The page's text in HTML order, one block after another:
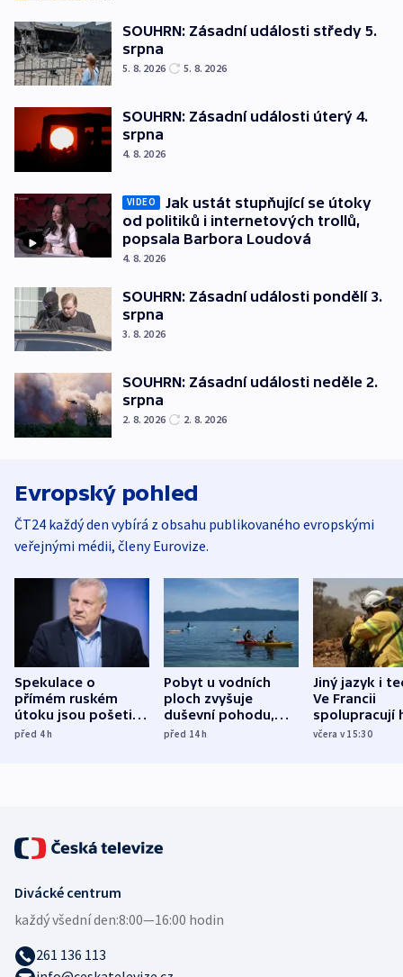
SOUHRN: Zásadní události středy 5.
srpna
5. 8. 2026 5. 8. 2026
SOUHRN: Zásadní události úterý 4.
srpna
4. 8. 2026
VIDEO
Jak ustát stupňující se útoky
od politiků i internetových trollů,
popsala Barbora Loudová
4. 8. 2026
SOUHRN: Zásadní události pondělí 3.
srpna
3. 8. 2026
SOUHRN: Zásadní události neděle 2.
srpna
2. 8. 2026 2. 8. 2026
Evropský pohled
ČT24 každý den vybírá z obsahu publikovaného evropskými
veřejnými médii, členy Eurovize.
Spekulace o
přímém ruském
útoku jsou pošetilé,
míní estonský
před 4h
Pobyt u vodních
ploch zvyšuje
duševní pohodu,
ukázala
před 14h
Jiný jazyk i
Ve Francii
spolupracují
různých zemí
včera v 15:30
Divácké centrum
každý všední den:8:00—16:00 hodin
261 136 113